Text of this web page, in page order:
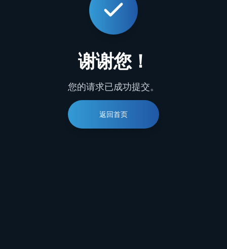
谢谢您！
您的请求已成功提交。
返回首页